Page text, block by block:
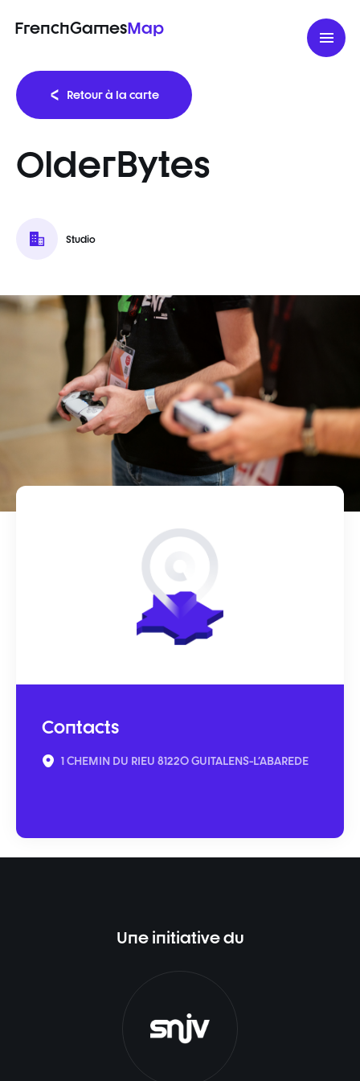
FrenchGamesMap
Retour à la carte
OlderBytes
Studio
Contacts
1 CHEMIN DU RIEU 81220 GUITALENS-L'ABAREDE
Une initiative du